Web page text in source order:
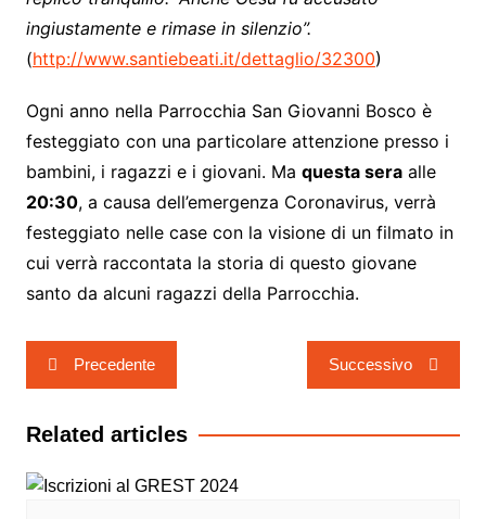
ingiustamente e rimase in silenzio”.
(http://www.santiebeati.it/dettaglio/32300)
Ogni anno nella Parrocchia San Giovanni Bosco è
festeggiato con una particolare attenzione presso i
bambini, i ragazzi e i giovani. Ma questa seraalle
20:30, a causa dell’emergenza Coronavirus, verrà
festeggiato nelle case con la visione di un filmato in
cui verrà raccontata la storia di questo giovane
santo da alcuni ragazzi della Parrocchia.
Navigazione
articoli
Precedente Successivo
Related articles